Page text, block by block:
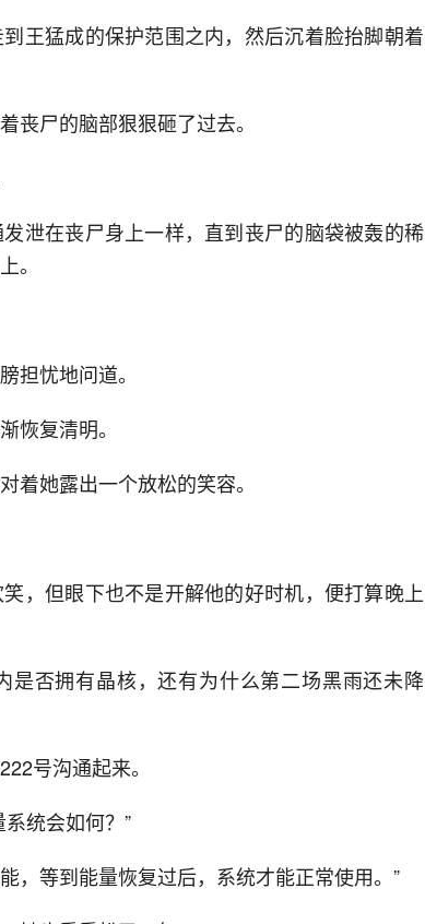
王猛成的保护范围之内，然后沉着脸抬脚朝着
丧尸的脑部狠狠砸了过去。
泄在丧尸身上一样，直到丧尸的脑袋被轰的稀
。
担忧地问道。
恢复清明。
着她露出一个放松的笑容。
，但眼下也不是开解他的好时机，便打算晚上
是否拥有晶核，还有为什么第二场黑雨还未降
号沟通起来。
统会如何？”
，等到能量恢复过后，系统才能正常使用。”